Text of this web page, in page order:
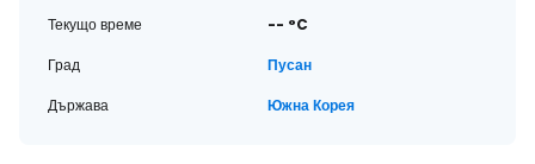
Текущо време
-- °C
Град
Пусан
Държава
Южна Корея